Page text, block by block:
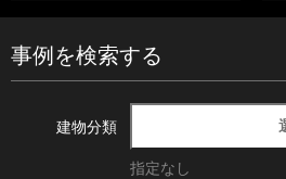
事例を検索する
建物分類
指定なし